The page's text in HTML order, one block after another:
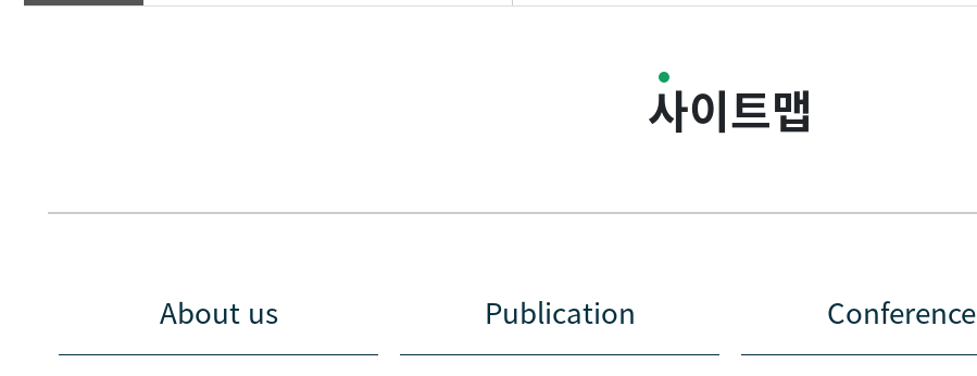
사이트맵
About us Publication Conference